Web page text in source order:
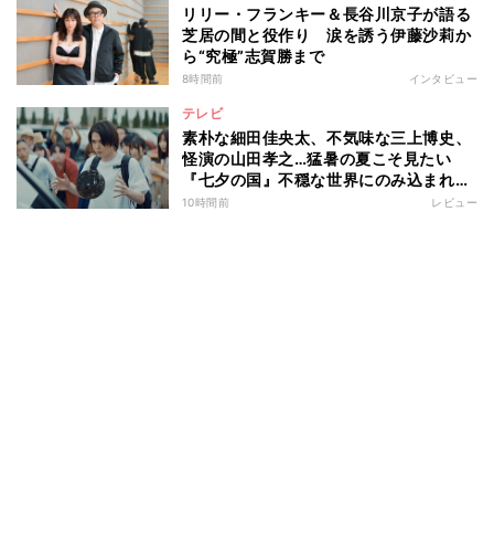
リリー・フランキー＆長谷川京子が語る
芝居の間と役作り 涙を誘う伊藤沙莉か
ら“究極”志賀勝まで
8時間前 インタビュー
テレビ
素朴な細田佳央太、不気味な三上博史、
怪演の山田孝之…猛暑の夏こそ見たい
『七夕の国』不穏な世界にのみ込まれる
超常ミステリー
10時間前 レビュー